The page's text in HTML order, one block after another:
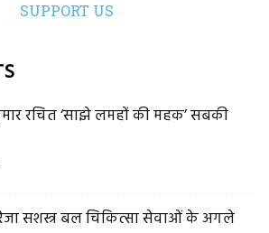
SUPPORT US
रचित ‘साझे लमहों की महक’ सबकी
सशस्त्र बल चिकित्सा सेवाओं के अगले